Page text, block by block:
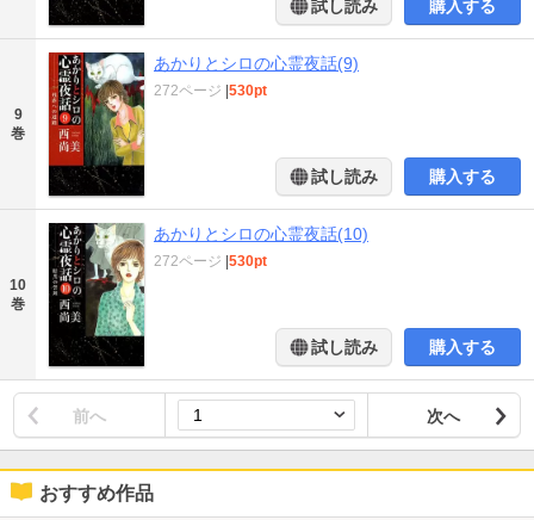
試し読み 購入する
9
巻
あかりとシロの心霊夜話(9)
272ページ |530pt
試し読み 購入する
10
巻
あかりとシロの心霊夜話(10)
272ページ |530pt
試し読み 購入する
前へ 次へ
おすすめ作品